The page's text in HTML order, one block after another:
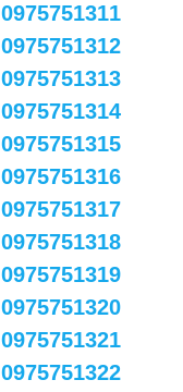
0975751311
0975751312
0975751313
0975751314
0975751315
0975751316
0975751317
0975751318
0975751319
0975751320
0975751321
0975751322